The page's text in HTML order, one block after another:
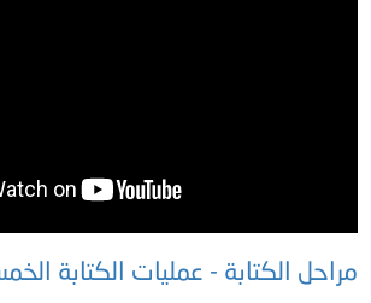
مراحل الكتابة - عمليات الكتابة